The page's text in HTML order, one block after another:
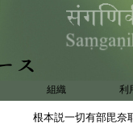
組織 利
根本説一切有部毘奈